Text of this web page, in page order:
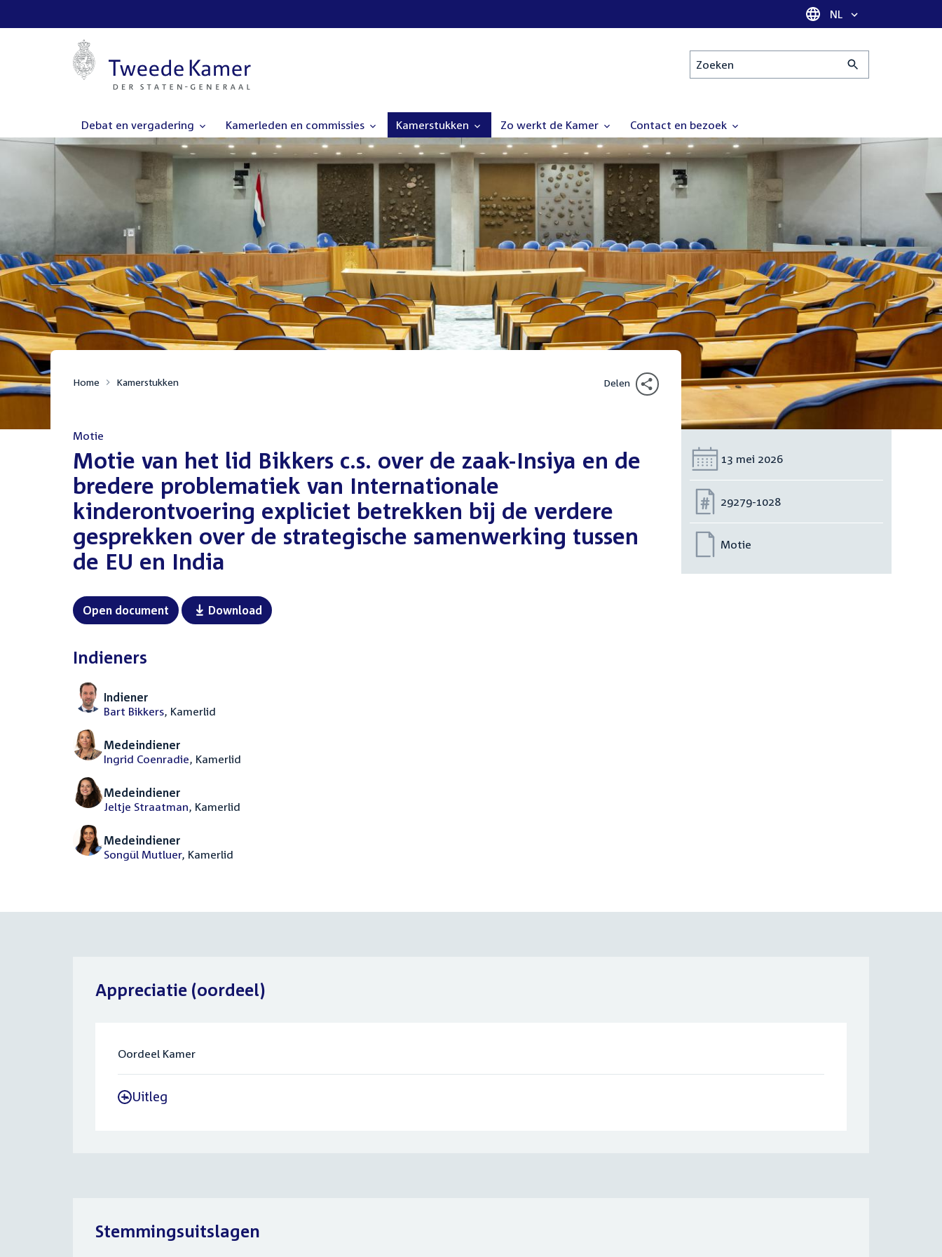
Taal selectie
NL
Zoeken
Debat en vergadering Kamerleden en commissies Kamerstukken Zo werkt de Kamer Contact en bezoek
Home Kamerstukken Delen
Motie
:Motie van het lid Bikkers c.s. over de zaak-Insiya en de
bredere problematiek van Internationale
kinderontvoering expliciet betrekken bij de verdere
gesprekken over de strategische samenwerking tussen
de EU en India
Open document Download
Indieners
Indiener
Bart Bikkers, Kamerlid
Medeindiener
Ingrid Coenradie, Kamerlid
Medeindiener
Jeltje Straatman, Kamerlid
Medeindiener
Songül Mutluer, Kamerlid
Datum:
13 mei 2026
Nummer:
29279-1028
Motie
Appreciatie (oordeel)
Oordeel Kamer
- Uitleg
Stemmingsuitslagen